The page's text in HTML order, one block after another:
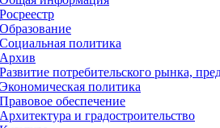
Росреестр
Образование
Социальная политика
Архив
Развитие потребительского рынка,
Экономическая политика
Правовое обеспечение
Архитектура и градостроительство